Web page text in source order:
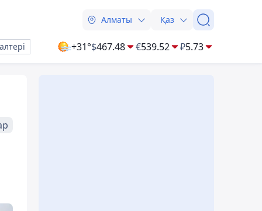
Алматы Қаз
+31°$467.48 €539.52 ₽5.73